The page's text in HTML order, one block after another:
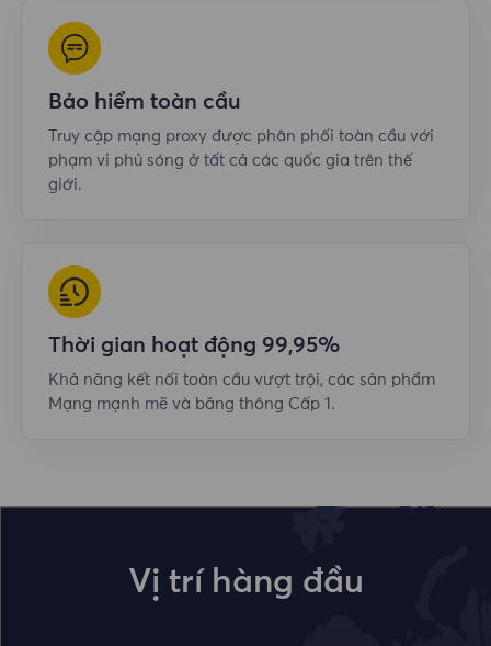
Bảo hiểm toàn cầu
Truy cập mạng proxy được phân phối toàn cầu với
phạm vi phủ sóng ở tất cả các quốc gia trên thế
giới.
Thời gian hoạt động 99,95%
Khả năng kết nối toàn cầu vượt trội, các sản phẩm
Mạng mạnh mẽ và băng thông Cấp 1.
Vị trí hàng đầu